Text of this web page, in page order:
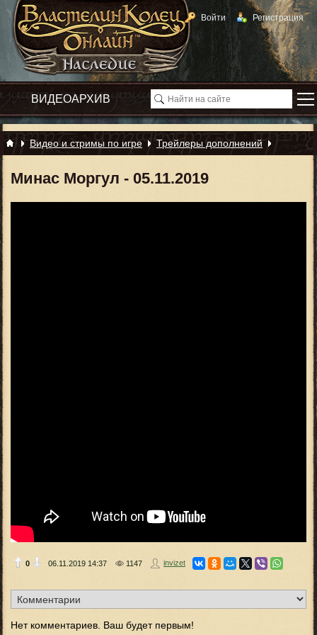
Войти Регистрация
Видео и стримы по игре Трейлеры дополнений
Минас Моргул - 05.11.2019
0 06.11.2019 14:37 1147 invizet
Нет комментариев. Ваш будет первым!